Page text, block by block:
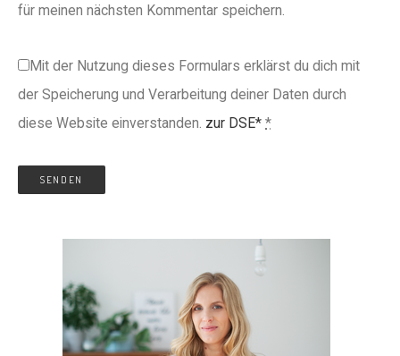
für meinen nächsten Kommentar speichern.
Mit der Nutzung dieses Formulars erklärst du dich mit
der Speicherung und Verarbeitung deiner Daten durch
diese Website einverstanden. zur DSE* *